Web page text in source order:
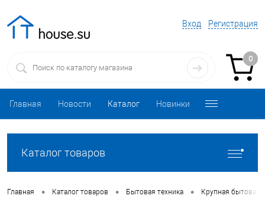
Вход Регистрация
0
Главная Новости Каталог Новинки
Каталог товаров
Главная • Каталог товаров • Бытовая техника • Крупная бытовая